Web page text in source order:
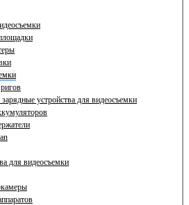
устройства для видеосъемки
для видеосъемки